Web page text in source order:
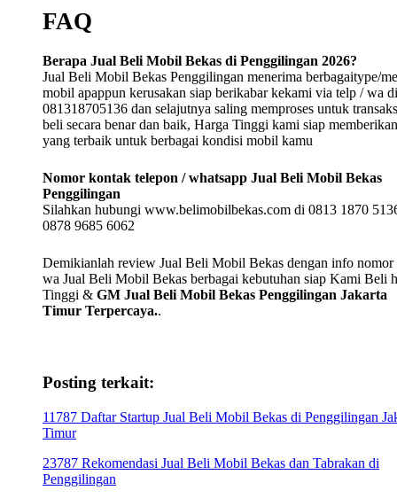
FAQ
Berapa Jual Beli Mobil Bekas di Penggilingan 2026?
Jual Beli Mobil Bekas Penggilingan menerima berbagaitype/
mobil apappun kerusakan siap berikabar kekami via telp / wa di
081318705136 dan selajutnya saling memproses untuk
beli secara benar dan baik, Harga Tinggi kami siap memberikan
yang terbaik untuk berbagai kondisi mobil kamu
Nomor kontak telepon / whatsapp Jual Beli Mobil Bekas
Penggilingan
Silahkan hubungi www.belimobilbekas.com di 0813 1870
0878 9685 6062
Demikianlah review Jual Beli Mobil Bekas dengan info nomor
wa Jual Beli Mobil Bekas berbagai kebutuhan siap Kami Beli
Tinggi & GM Jual Beli Mobil Bekas Penggilingan Jakarta
Timur Terpercaya..
Posting terkait:
11787 Daftar Startup Jual Beli Mobil Bekas di Penggilingan
Timur
23787 Rekomendasi Jual Beli Mobil Bekas dan Tabrakan di
Penggilingan